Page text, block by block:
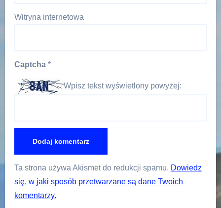
Witryna internetowa
Captcha *
Wpisz tekst wyświetlony powyżej:
Ta strona używa Akismet do redukcji spamu. Dowiedz
się, w jaki sposób przetwarzane są dane Twoich
komentarzy.